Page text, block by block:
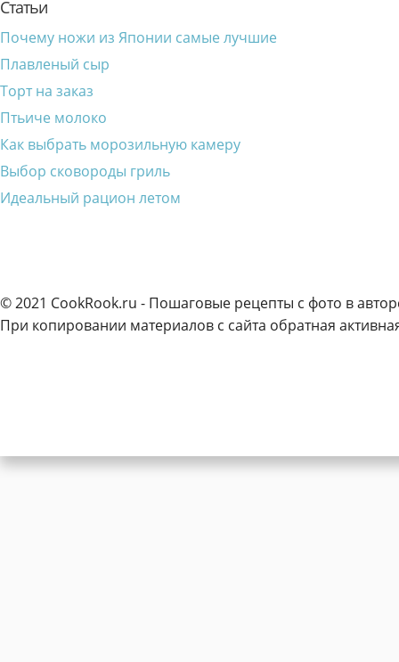
Статьи
Почему ножи из Японии самые лучшие
Плавленый сыр
Торт на заказ
Птьиче молоко
Как выбрать морозильную камеру
Выбор сковороды гриль
Идеальный рацион летом
© 2021 CookRook.ru - Пошаговые рецепты с фото в
При копировании материалов с сайта обратная